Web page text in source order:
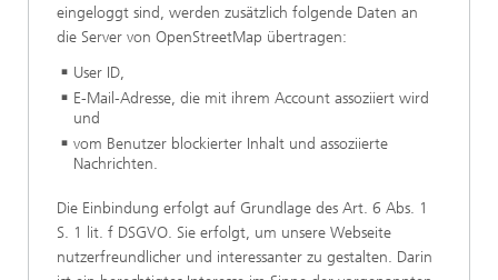
eingeloggt sind, werden zusätzlich folgende Daten an
die Server von OpenStreetMap übertragen:
User ID,
E-Mail-Adresse, die mit ihrem Account assoziiert wird
und
vom Benutzer blockierter Inhalt und assoziierte
Nachrichten.
Die Einbindung erfolgt auf Grundlage des Art. 6 Abs. 1
S. 1 lit. f DSGVO. Sie erfolgt, um unsere Webseite
nutzerfreundlicher und interessanter zu gestalten. Darin